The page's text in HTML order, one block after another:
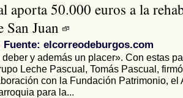
aporta 50.000 euros a la
San Juan
Fuente: elcorreodeburgos.com
y además un placer». Con estas
Leche Pascual, Tomás Pascual,
con la Fundación Patrimonio, el
para la...